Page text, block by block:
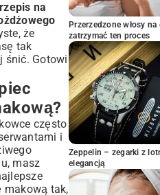
makową?
rozpadła?
– poradnik
Rolady
na
że
tak
śnić. Gotowi
często
i
masz
makową tak,
Przerzedzone włosy
zatrzymać ten proces
Zeppelin – zegarki z
elegancją